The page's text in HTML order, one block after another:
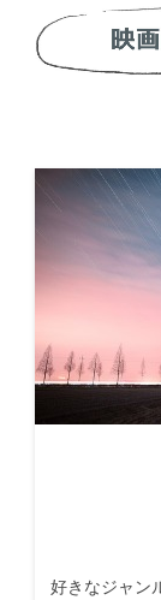
好きなジャン